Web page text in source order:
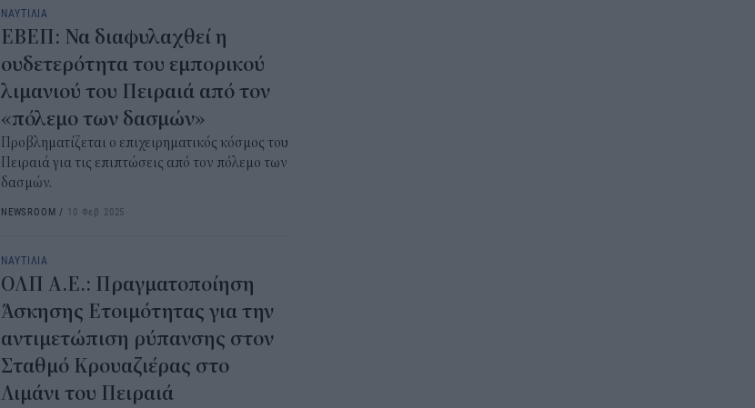
ΝΑΥΤΙΛΙΑ
ΕΒΕΠ: Να διαφυλαχθεί η
ουδετερότητα του εμπορικού
λιμανιού του Πειραιά από τον
«πόλεμο των δασμών»
Προβληματίζεται ο επιχειρηματικός κόσμος του
Πειραιά για τις επιπτώσεις από τον πόλεμο των
δασμών.
NEWSROOM / 10 Φεβ 2025
ΝΑΥΤΙΛΙΑ
ΟΛΠ Α.Ε.: Πραγματοποίηση
Άσκησης Ετοιμότητας για την
αντιμετώπιση ρύπανσης στον
Σταθμό Κρουαζιέρας στο
Λιμάνι του Πειραιά